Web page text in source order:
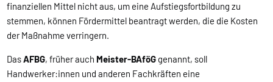
finanziellen Mittel nicht aus, um eine Aufstiegsfortbildung zu
stemmen, können Fördermittel beantragt werden, die die Kosten
der Maßnahme verringern.
DasAFBG, früher auch Meister-BAföG genannt, soll
Handwerker:innen und anderen Fachkräften eine